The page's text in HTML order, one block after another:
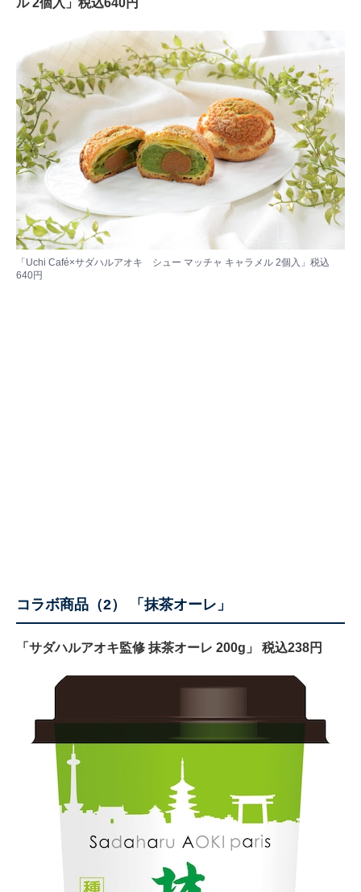
ル 2個入」税込640円
​​​​​​「Uchi Café×サダハルアオキ シュー マッチャ キャラメル 2個入」税込
640円
コラボ商品（2） 「抹茶オーレ」
「サダハルアオキ監修 抹茶オーレ 200g」 税込238円